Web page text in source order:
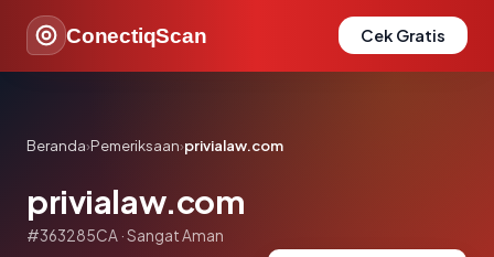
ConectiqScan Cek Gratis
Beranda›Pemeriksaan›privialaw.com
privialaw.com
#363285CA · Sangat Aman